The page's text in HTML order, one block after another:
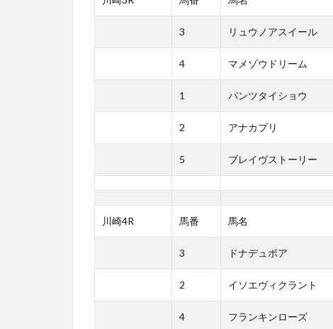
3 リュウノアスイール
4 マメゾウドリーム
1 パンツタイショウ
2 アナカプリ
5 ブレイヴストーリー
川崎4R 馬番 馬名
3 ドナデュボア
2 イソエヴィクラント
4 フランキンローズ